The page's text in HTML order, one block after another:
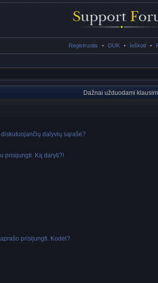
Registruotis • DUK • Ieškoti •
Dažnai užduodami
dalyvių sąraše?
prisijungti. Ką daryti?!
prisijungti. Kodėl?